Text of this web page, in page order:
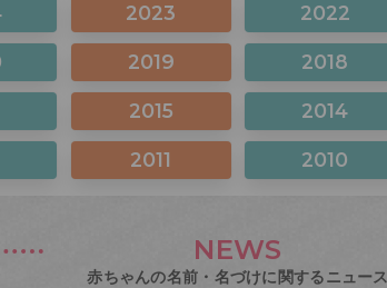
2023 2022
2019 2018
2015 2014
2011 2010
NEWS
赤ちゃんの名前・名づけに関するニュース